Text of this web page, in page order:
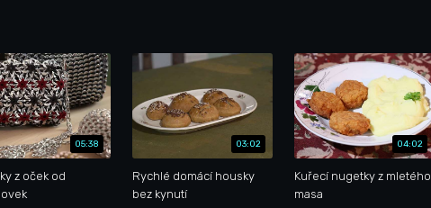
05:38
z oček od
03:02
Rychlé domácí housky
bez kynutí
04:02
Kuřecí nugetky z mletého
masa